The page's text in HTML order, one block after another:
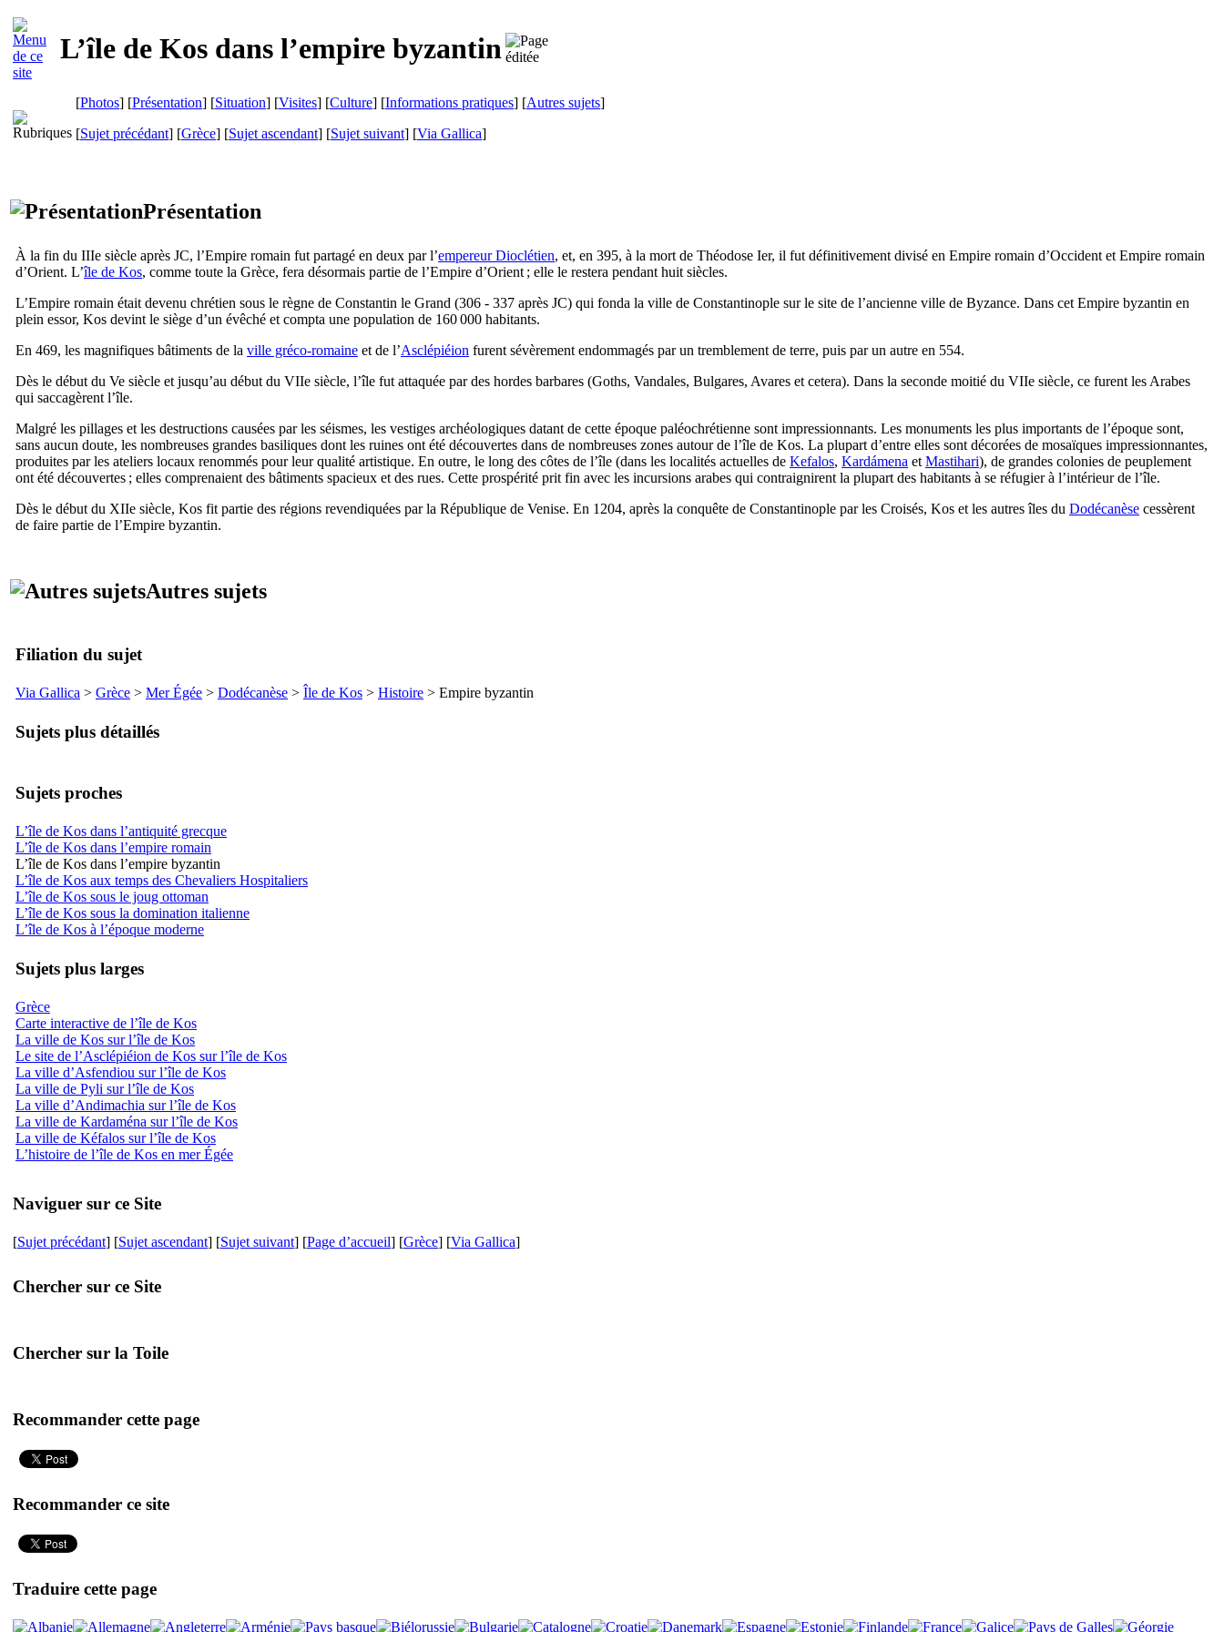
L’île de Kos dans l’empire byzantin
[Photos] [Présentation] [Situation] [Visites] [Culture] [Informations pratiques] [Autres sujets]
[Sujet précédant] [Grèce] [Sujet ascendant] [Sujet suivant] [Via Gallica]
Présentation
À la fin du IIIe siècle après JC, l’Empire romain fut partagé en deux par l’empereur Dioclétien, et, en 395, à la mort de Théodose Ier, il fut définitivement divisé en Empire romain d’Occident et Empire romain
d’Orient. L’île de Kos, comme toute la Grèce, fera désormais partie de l’Empire d’Orient ; elle le restera pendant huit siècles.
L’Empire romain était devenu chrétien sous le règne de Constantin le Grand (306 - 337 après JC) qui fonda la ville de Constantinople sur le site de l’ancienne ville de Byzance. Dans cet Empire byzantin en
plein essor, Kos devint le siège d’un évêché et compta une population de 160 000 habitants.
En 469, les magnifiques bâtiments de la ville gréco-romaine et de l’Asclépiéion furent sévèrement endommagés par un tremblement de terre, puis par un autre en 554.
Dès le début du Ve siècle et jusqu’au début du VIIe siècle, l’île fut attaquée par des hordes barbares (Goths, Vandales, Bulgares, Avares et cetera). Dans la seconde moitié du VIIe siècle, ce furent les Arabes
qui saccagèrent l’île.
Malgré les pillages et les destructions causées par les séismes, les vestiges archéologiques datant de cette époque paléochrétienne sont impressionnants. Les monuments les plus importants de l’époque sont,
sans aucun doute, les nombreuses grandes basiliques dont les ruines ont été découvertes dans de nombreuses zones autour de l’île de Kos. La plupart d’entre elles sont décorées de mosaïques impressionnantes,
produites par les ateliers locaux renommés pour leur qualité artistique. En outre, le long des côtes de l’île (dans les localités actuelles de Kefalos, Kardámena et Mastihari), de grandes colonies de peuplement
ont été découvertes ; elles comprenaient des bâtiments spacieux et des rues. Cette prospérité prit fin avec les incursions arabes qui contraignirent la plupart des habitants à se réfugier à l’intérieur de l’île.
Dès le début du XIIe siècle, Kos fit partie des régions revendiquées par la République de Venise. En 1204, après la conquête de Constantinople par les Croisés, Kos et les autres îles du Dodécanèse cessèrent
de faire partie de l’Empire byzantin.
Autres sujets
Filiation du sujet
Via Gallica > Grèce > Mer Égée > Dodécanèse > Île de Kos > Histoire > Empire byzantin
Sujets plus détaillés
Sujets proches
L’île de Kos dans l’antiquité grecque
L’île de Kos dans l’empire romain
L’île de Kos dans l’empire byzantin
L’île de Kos aux temps des Chevaliers Hospitaliers
L’île de Kos sous le joug ottoman
L’île de Kos sous la domination italienne
L’île de Kos à l’époque moderne
Sujets plus larges
Grèce
Carte interactive de l’île de Kos
La ville de Kos sur l’île de Kos
Le site de l’Asclépiéion de Kos sur l’île de Kos
La ville d’Asfendiou sur l’île de Kos
La ville de Pyli sur l’île de Kos
La ville d’Andimachia sur l’île de Kos
La ville de Kardaména sur l’île de Kos
La ville de Kéfalos sur l’île de Kos
L’histoire de l’île de Kos en mer Égée
Naviguer sur ce Site
[Sujet précédant] [Sujet ascendant] [Sujet suivant] [Page d’accueil] [Grèce] [Via Gallica]
Chercher sur ce Site
Chercher sur la Toile
Recommander cette page
Recommander ce site
Traduire cette page